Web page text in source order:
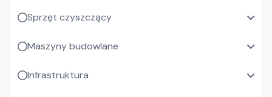
Sprzęt czyszczący
Maszyny budowlane
Infrastruktura